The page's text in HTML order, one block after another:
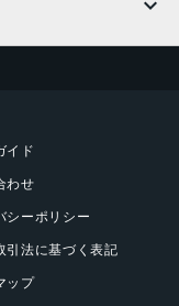
イド
わせ
シーポリシー
引法に基づく表記
ップ